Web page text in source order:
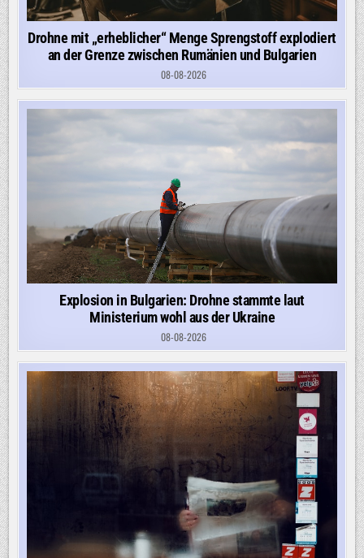
Drohne mit „erheblicher“ Menge Sprengstoff explodiert
an der Grenze zwischen Rumänien und Bulgarien
08-08-2026
Explosion in Bulgarien: Drohne stammte laut
Ministerium wohl aus der Ukraine
08-08-2026